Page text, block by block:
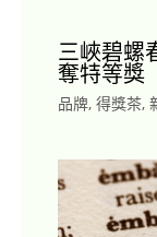
三峽碧螺
奪特等獎
品牌, 得獎茶,